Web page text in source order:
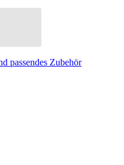
passendes Zubehör